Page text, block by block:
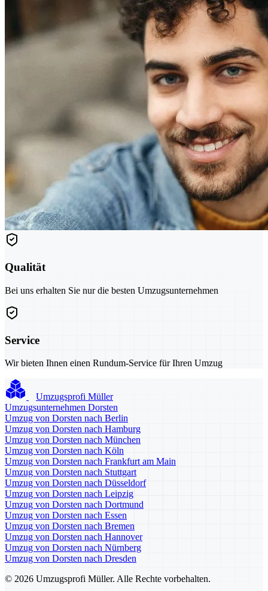
Qualität
Bei uns erhalten Sie nur die besten Umzugsunternehmen
Service
Wir bieten Ihnen einen Rundum-Service für Ihren Umzug
Umzugsprofi Müller
Umzugsunternehmen Dorsten
Umzug von Dorsten nach Berlin
Umzug von Dorsten nach Hamburg
Umzug von Dorsten nach München
Umzug von Dorsten nach Köln
Umzug von Dorsten nach Frankfurt am Main
Umzug von Dorsten nach Stuttgart
Umzug von Dorsten nach Düsseldorf
Umzug von Dorsten nach Leipzig
Umzug von Dorsten nach Dortmund
Umzug von Dorsten nach Essen
Umzug von Dorsten nach Bremen
Umzug von Dorsten nach Hannover
Umzug von Dorsten nach Nürnberg
Umzug von Dorsten nach Dresden
© 2026 Umzugsprofi Müller. Alle Rechte vorbehalten.